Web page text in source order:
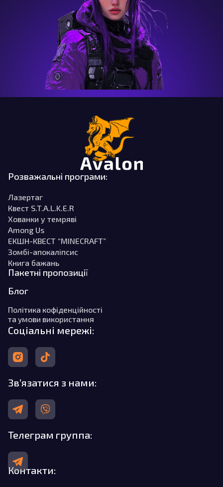
Розважальні програми:
Лазертаг
Квест S.T.A.L.K.E.R
Хованки у темряві
Among Us
ЕКШН-КВЕСТ “MINECRAFT”
Зомбі-апокаліпсис
Книга бажань
Пакетні пропозиції
Блог
Політика кофіденційності
та умови використання
Соціальні мережі:
Зв’язатися з нами:
Телеграм группа:
Контакти: